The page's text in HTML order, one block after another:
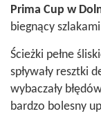
Prima Cup w
biegnący
Ścieżki pełne
spływały resztki
wybaczały
bardzo bolesny